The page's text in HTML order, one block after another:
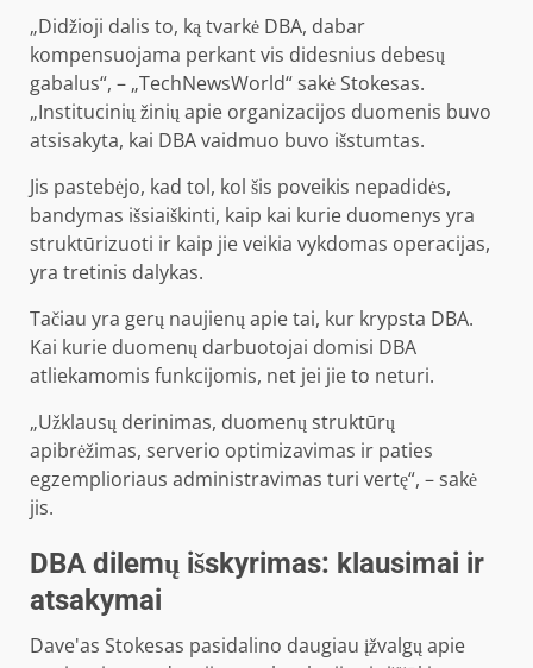
„Didžioji dalis to, ką tvarkė DBA, dabar
kompensuojama perkant vis didesnius debesų
gabalus“, – „TechNewsWorld“ sakė Stokesas.
„Institucinių žinių apie organizacijos duomenis buvo
atsisakyta, kai DBA vaidmuo buvo išstumtas.
Jis pastebėjo, kad tol, kol šis poveikis nepadidės,
bandymas išsiaiškinti, kaip kai kurie duomenys yra
struktūrizuoti ir kaip jie veikia vykdomas operacijas,
yra tretinis dalykas.
Tačiau yra gerų naujienų apie tai, kur krypsta DBA.
Kai kurie duomenų darbuotojai domisi DBA
atliekamomis funkcijomis, net jei jie to neturi.
„Užklausų derinimas, duomenų struktūrų
apibrėžimas, serverio optimizavimas ir paties
egzemplioriaus administravimas turi vertę“, – sakė
jis.
DBA dilemų išskyrimas: klausimai ir
atsakymai
Dave'as Stokesas pasidalino daugiau įžvalgų apie